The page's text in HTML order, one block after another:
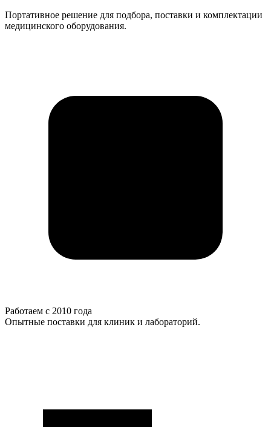
Портативное решение для подбора, поставки и комплектации
медицинского оборудования.
Работаем с 2010 года
Опытные поставки для клиник и лабораторий.